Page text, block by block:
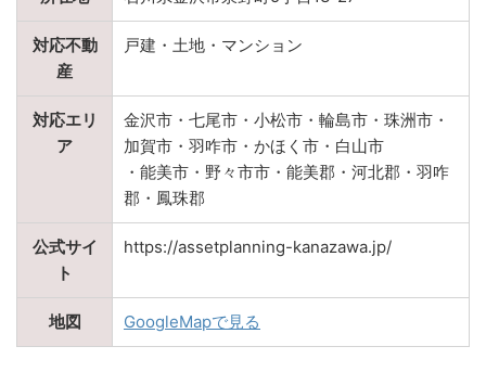
対応不動
産
戸建・土地・マンション
対応エリ
ア
金沢市・七尾市・小松市・輪島市・珠洲市・
加賀市・羽咋市・かほく市・白山市
・能美市・野々市市・能美郡・河北郡・羽咋
郡・鳳珠郡
公式サイ
ト
https://assetplanning-kanazawa.jp/
地図 GoogleMapで見る